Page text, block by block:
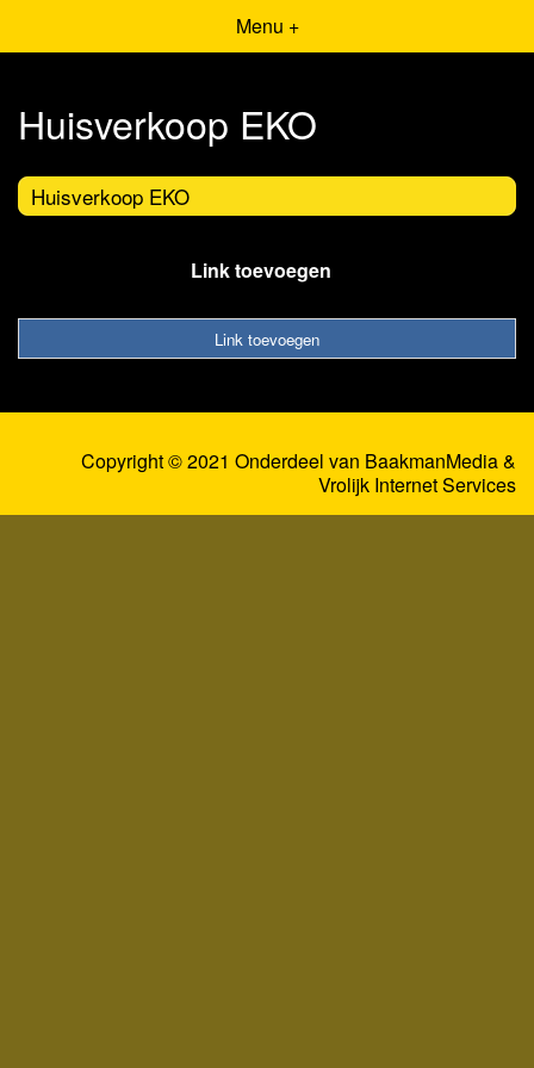
Menu +
Huisverkoop EKO
Huisverkoop EKO
Link toevoegen
Link toevoegen
Copyright © 2021 Onderdeel van BaakmanMedia&
Vrolijk Internet Services